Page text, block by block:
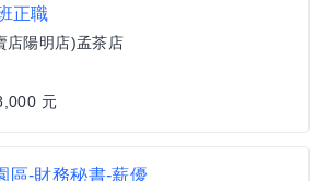
正職
店陽明店)孟茶店
元
區-財務秘書-薪優